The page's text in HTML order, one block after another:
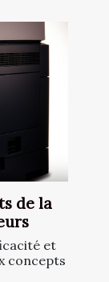
de la
et
concepts